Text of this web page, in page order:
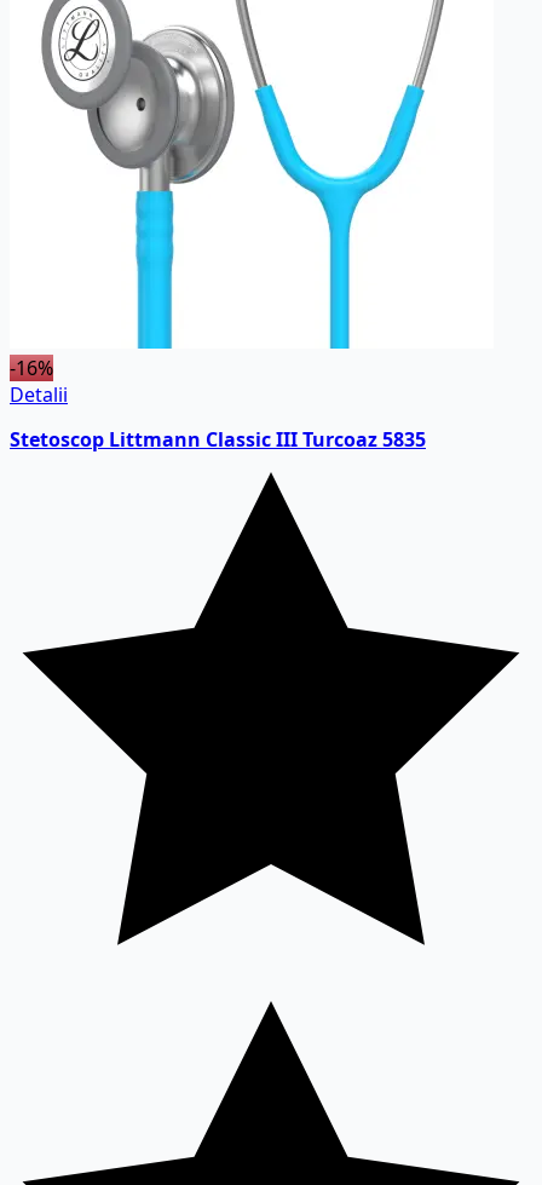
-16%
Detalii
Stetoscop Littmann Classic III Turcoaz 5835